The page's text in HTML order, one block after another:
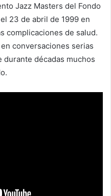
Jazz Masters del Fondo
23 de abril de 1999 en
complicaciones de salud.
conversaciones serias
durante décadas muchos